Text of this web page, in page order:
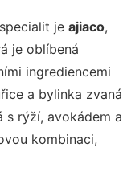
je ajiaco,
je oblíbená
ingrediencemi
a bylinka zvaná
s rýží, avokádem a
kombinaci,